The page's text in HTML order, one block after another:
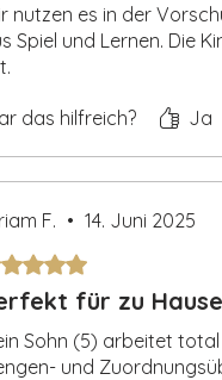
nutzen es in der
Spiel und Lernen. Die
das hilfreich? Ja
F. • 14. Juni 2025
5 von 5 Sternen
für zu Hause
Sohn (5) arbeitet
und